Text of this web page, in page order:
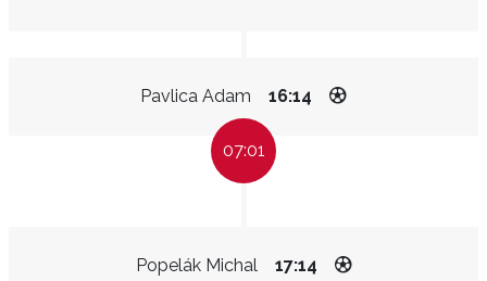
Pavlica Adam 16:14
07:01
Popelák Michal 17:14